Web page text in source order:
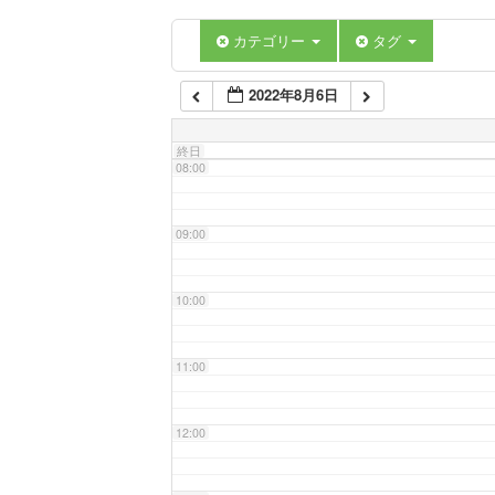
カテゴリー タグ
2022年8月6日
終日
07:00
08:00
09:00
10:00
11:00
12:00